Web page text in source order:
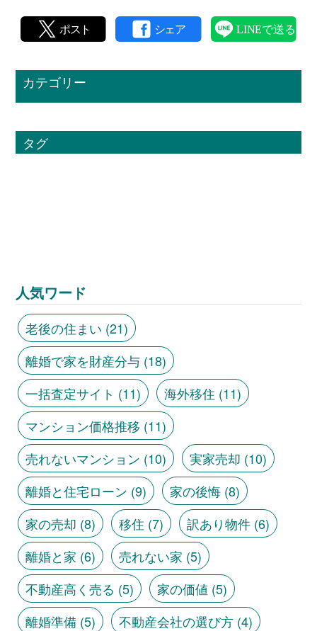
カテゴリー
タグ
人気ワード
老後の住まい (21)
離婚で家を財産分与(18)
一括査定サイト (11) 海外移住 (11)
マンション価格推移 (11)
売れないマンション (10) 実家売却 (10)
離婚と住宅ローン (9) 家の後悔(8)
家の売却 (8) 移住 (7) 訳あり物件(6)
離婚と家 (6) 売れない家 (5)
不動産高く売る (5) 家の価値 (5)
離婚準備(5) 不動産会社の選び方(4)